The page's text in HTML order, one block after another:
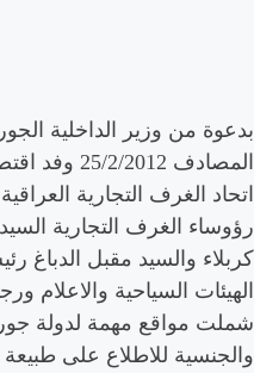
بدعوة من وزير الداخلية
المصادف
اتحاد الغرف التجارية العراقية
رؤوساء الغرف التجارية السيد
كربلاء والسيد مقبل الدباغ
الهيئات السياحية والاعلام
شملت مواقع مهمة لدولة
والجنسية للاطلاع على طبيعة